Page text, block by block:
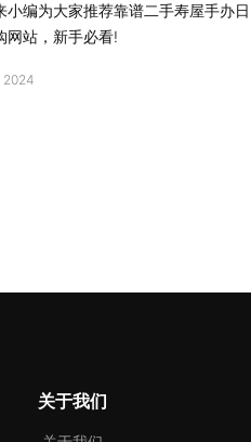
小编为大家推荐靠谱二手寿屋手办日
网站，新手必看!
2024
关于我们